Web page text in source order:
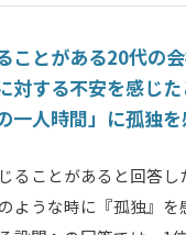
ことがある20代の
対する不安を感じ
一人時間」に孤独
ることがあると回答し
ような時に『孤独』を